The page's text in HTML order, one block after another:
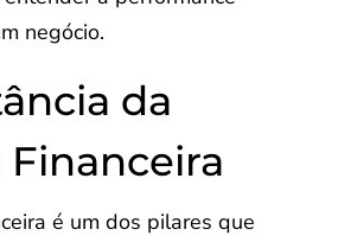
negócio.
da
Financeira
é um dos pilares que